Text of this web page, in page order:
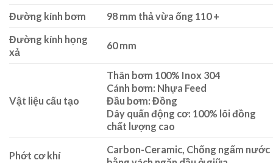
Đường kính bơm
98 mm thả vừa ống 110 +
Đường kính họng
xả
60 mm
Vật liệu cấu tạo
Thân bơm 100% Inox 304
Cánh bơm: Nhựa Feed
Đầu bơm: Đồng
Dây quấn động cơ: 100% lõi đồng
chất lượng cao
Phớt cơ khí
Carbon-Ceramic, Chống ngấm nước